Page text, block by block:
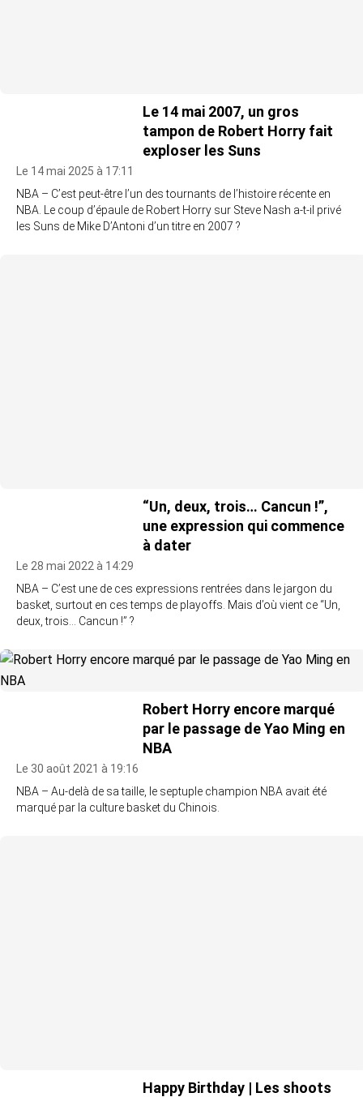
Le 14 mai 2007, un gros
tampon de Robert Horry fait
exploser les Suns
Le 14 mai 2025 à 17:11
NBA – C’est peut-être l’un des tournants de l’histoire récente en
NBA. Le coup d’épaule de Robert Horry sur Steve Nash a-t-il privé
les Suns de Mike D’Antoni d’un titre en 2007 ?
“Un, deux, trois… Cancun !”,
une expression qui commence
à dater
Le 28 mai 2022 à 14:29
NBA – C’est une de ces expressions rentrées dans le jargon du
basket, surtout en ces temps de playoffs. Mais d’où vient ce “Un,
deux, trois… Cancun !” ?
Robert Horry encore marqué
par le passage de Yao Ming en
NBA
Le 30 août 2021 à 19:16
NBA – Au-delà de sa taille, le septuple champion NBA avait été
marqué par la culture basket du Chinois.
Happy Birthday | Les shoots